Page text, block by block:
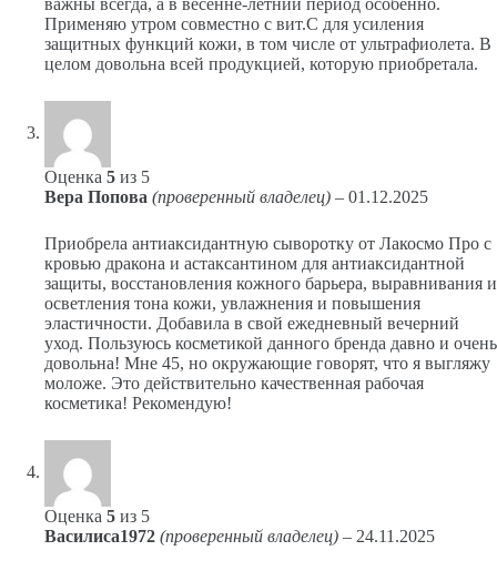
важны всегда, а в весенне-летний период особенно.
Применяю утром совместно с вит.С для усиления
защитных функций кожи, в том числе от ультрафиолета. В
целом довольна всей продукцией, которую приобретала.
Оценка 5 из 5
Вера Попова (проверенный владелец) – 01.12.2025
Приобрела антиаксидантную сыворотку от Лакосмо Про с
кровью дракона и астаксантином для антиаксидантной
защиты, восстановления кожного барьера, выравнивания и
осветления тона кожи, увлажнения и повышения
эластичности. Добавила в свой ежедневный вечерний
уход. Пользуюсь косметикой данного бренда давно и очень
довольна! Мне 45, но окружающие говорят, что я выгляжу
моложе. Это действительно качественная рабочая
косметика! Рекомендую!
Оценка 5 из 5
Василиса1972 (проверенный владелец) – 24.11.2025